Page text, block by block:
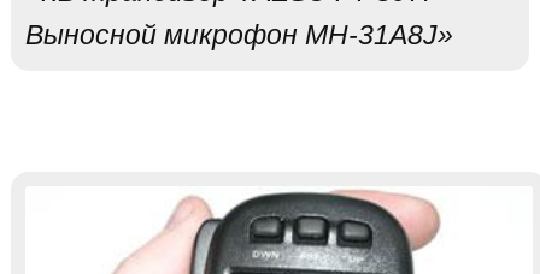
Выносной микрофон MH-31A8J»